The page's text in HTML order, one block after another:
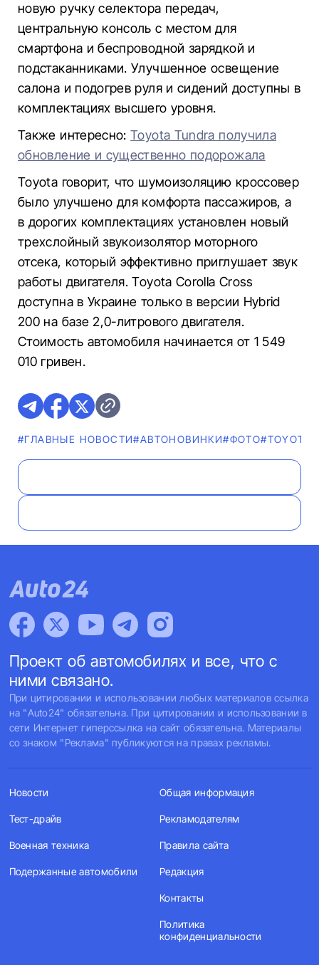
новую ручку селектора передач,
центральную консоль с местом для
смартфона и беспроводной зарядкой и
подстаканниками. Улучшенное освещение
салона и подогрев руля и сидений доступны в
комплектациях высшего уровня.
Также интересно:Toyota Tundra получила
обновление и существенно подорожала
Toyota говорит, что шумоизоляцию кроссовер
было улучшено для комфорта пассажиров, а
в дорогих комплектациях установлен новый
трехслойный звукоизолятор моторного
отсека, который эффективно приглушает звук
работы двигателя. Toyota Corolla Cross
доступна в Украине только в версии Hybrid
200 на базе 2,0-литрового двигателя.
Стоимость автомобиля начинается от 1 549
010 гривен.
#ГЛАВНЫЕ НОВОСТИ#AВТОНОВИНКИ#ФОТО#TOYOTA
Проект об автомобилях и все, что с
ними связано.
При цитировании и использовании любых материалов ссылка
на "Auto24" обязательна. При цитировании и использовании в
сети Интернет гиперссылка на сайт обязательна. Материалы
со знаком "Реклама" публикуются на правах рекламы.
Новости
Тест-драйв
Военная техника
Подержанные автомобили
Общая информация
Рекламодателям
Правила сайта
Редакция
Контакты
Политика
конфиденциальности